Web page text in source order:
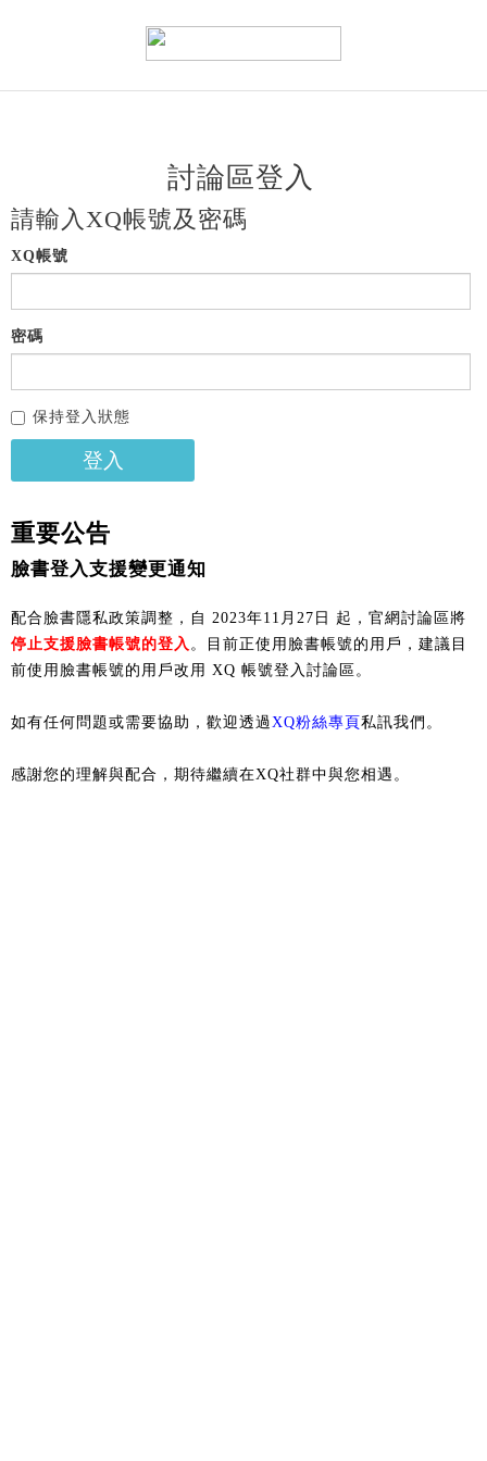
討論區登入
請輸入XQ帳號及密碼
XQ帳號
密碼
保持登入狀態
登入
重要公告
臉書登入支援變更通知
配合臉書隱私政策調整，自 2023年11月27日 起，官網討論區將
停止支援臉書帳號的登入 。目前正使用臉書帳號的用戶，建議目
前使用臉書帳號的用戶改用 XQ 帳號登入討論區。
如有任何問題或需要協助，歡迎透過XQ粉絲專頁 私訊我們。
感謝您的理解與配合，期待繼續在XQ社群中與您相遇。